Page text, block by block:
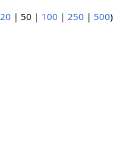
20 | 50 | 100 | 250 | 500)